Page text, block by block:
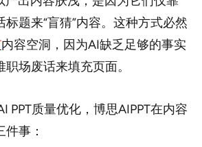
题来“盲猜”内容。这种方式必然
内容空洞，因为AI缺乏足够的事实
场废话来填充页面。
PPT质量优化，博思AIPPT在内容
事：